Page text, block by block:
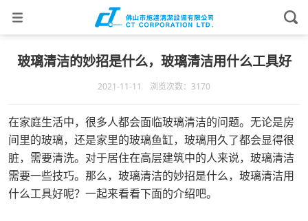
玻璃清洁的妙招是什么，玻璃清洁用什么工具好
2021-11-11 浏览次数：3170
在家庭生活中，很多人都会面临玻璃清洁的问题。无论是房
间里的玻璃，还是家里的玻璃鱼缸，玻璃用久了都会显得很
脏，需要清洗。对于居住在高层建筑中的人来说，玻璃清洁
需要一些技巧。那么，玻璃清洁的妙招是什么，玻璃清洁用
什么工具好呢？一起来看看下面的介绍吧。